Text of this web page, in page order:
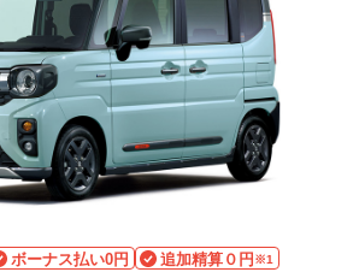
ボーナス払い0円 追加精算０円 ※1